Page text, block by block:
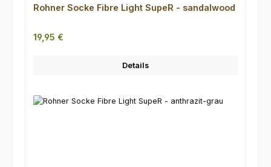
Rohner Socke Fibre Light SupeR - sandalwood
Regulärer Preis:
19,95 €
Details